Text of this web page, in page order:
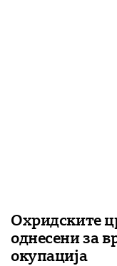
Охридските
однесени за
окупација